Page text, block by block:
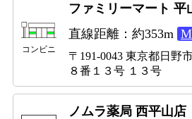
コンビニ
ファミリーマート 平
直線距離：約353m
〒191-0043 東京都日野
８番１３号 １３号
ノムラ薬局 西平山店